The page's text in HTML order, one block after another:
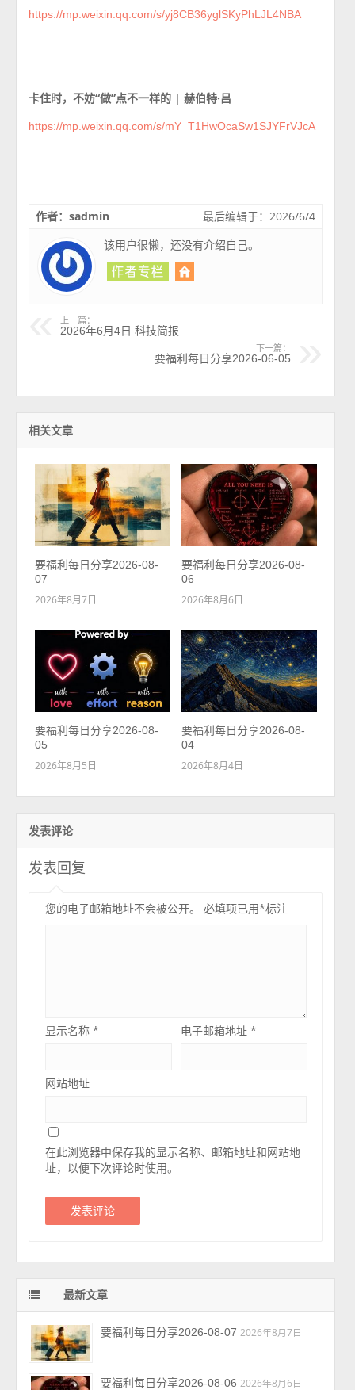
https://mp.weixin.qq.com/s/yj8CB36yglSKyPhLJL4NBA
卡住时，不妨“做”点不一样的 | 赫伯特·吕
https://mp.weixin.qq.com/s/mY_T1HwOcaSw1SJYFrVJcA
最后编辑于：2026/6/4
作者：sadmin
该用户很懒，还没有介绍自己。
上一篇：
2026年6月4日 科技简报
下一篇：
要福利每日分享2026-06-05
相关文章
要福利每日分享2026-08-
07
2026年8月7日
要福利每日分享2026-08-
06
2026年8月6日
要福利每日分享2026-08-
05
2026年8月5日
要福利每日分享2026-08-
04
2026年8月4日
发表评论
发表回复
您的电子邮箱地址不会被公开。 必填项已用*标注
显示名称* 电子邮箱地址*
网站地址
在此浏览器中保存我的显示名称、邮箱地址和网站地
址，以便下次评论时使用。
最新文章
要福利每日分享2026-08-07 2026年8月7日
要福利每日分享2026-08-06 2026年8月6日